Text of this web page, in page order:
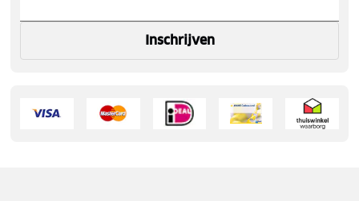
Inschrijven